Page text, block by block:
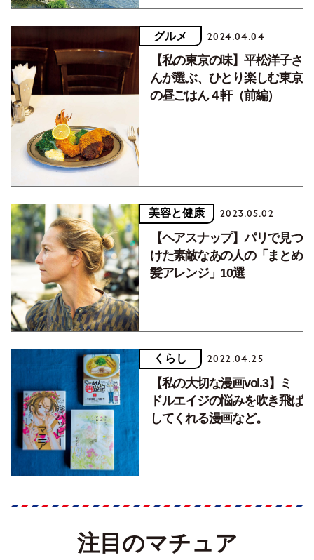
グルメ 2024.04.04
【私の東京の味】平松洋子さ
んが選ぶ、ひとり楽しむ東京
の昼ごはん４軒（前編）
美容と健康 2023.05.02
【ヘアスナップ】パリで見つ
けた素敵なあの人の「まとめ
髪アレンジ」10選
くらし 2022.04.25
【私の大切な漫画vol.3】ミ
ドルエイジの悩みを吹き飛ば
してくれる漫画など。
注目のマチュア